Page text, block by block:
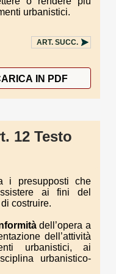
urbanistici.
ART. SUCC.
IN PDF
12 Testo
i presupposti che
ai fini del
costruire.
dell’opera a
dell’attività
urbanistici, ai
urbanistico-